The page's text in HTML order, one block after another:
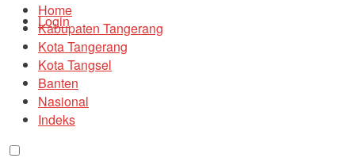
Login
Home
Kabupaten Tangerang
Kota Tangerang
Kota Tangsel
Banten
Nasional
Indeks